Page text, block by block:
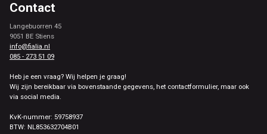
Contact
Langebuorren 45
9051 BE Stiens
info@fialia.nl
085 - 273 51 09
Heb je een vraag? Wij helpen je graag!
Wij zijn bereikbaar via bovenstaande gegevens, het contactformulier, maar ook
via social media.
KvK-nummer: 59758937
BTW: NL853632704B01